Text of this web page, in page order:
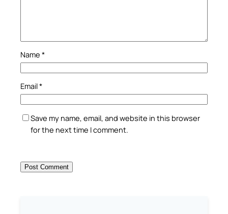
Name *
Email*
Save my name, email, and website in this browser
for the next time I comment.